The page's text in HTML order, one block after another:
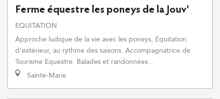
Ferme équestre les poneys de la Jouv'
EQUITATION
Approche ludique de la vie avec les poneys, Equitation
d'extérieur, au rythme des saisons. Accompagnatrice de
Tourisme Equestre. Balades et randonnées...
Sainte-Marie